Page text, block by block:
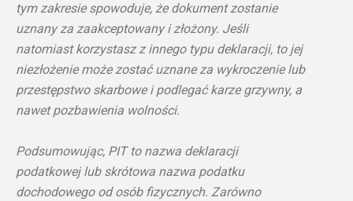
tym zakresie spowoduje, że dokument zostanie
uznany za zaakceptowany i złożony. Jeśli
natomiast korzystasz z innego typu deklaracji, to jej
niezłożenie może zostać uznane za wykroczenie lub
przestępstwo skarbowe i podlegać karze grzywny, a
nawet pozbawienia wolności.
Podsumowując, PIT to nazwa deklaracji
podatkowej lub skrótowa nazwa podatku
dochodowego od osób fizycznych. Zarówno